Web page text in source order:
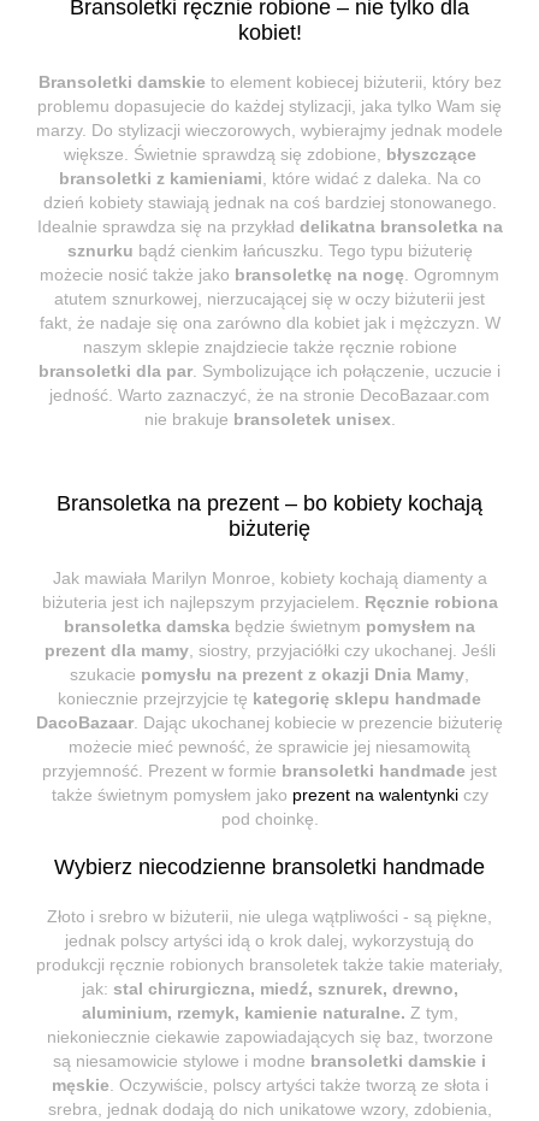
Bransoletki ręcznie robione – nie tylko dla
kobiet!
Bransoletki damskie to element kobiecej biżuterii, który bez
problemu dopasujecie do każdej stylizacji, jaka tylko Wam się
marzy. Do stylizacji wieczorowych, wybierajmy jednak modele
większe. Świetnie sprawdzą się zdobione, błyszczące
bransoletki z kamieniami , które widać z daleka. Na co
dzień kobiety stawiają jednak na coś bardziej stonowanego.
Idealnie sprawdza się na przykład delikatna bransoletka na
sznurku bądź cienkim łańcuszku. Tego typu biżuterię
możecie nosić także jako bransoletkę na nogę . Ogromnym
atutem sznurkowej, nierzucającej się w oczy biżuterii jest
fakt, że nadaje się ona zarówno dla kobiet jak i mężczyzn. W
naszym sklepie znajdziecie także ręcznie robione
bransoletki dla par . Symbolizujące ich połączenie, uczucie i
jedność. Warto zaznaczyć, że na stronie DecoBazaar.com
nie brakuje bransoletek unisex
Bransoletka na prezent – bo kobiety kochają
biżuterię
Jak mawiała Marilyn Monroe, kobiety kochają diamenty a
biżuteria jest ich najlepszym przyjacielem. Ręcznie robiona
bransoletka damska będzie świetnym pomysłem na
prezent dla mamy, siostry, przyjaciółki czy ukochanej. Jeśli
szukacie pomysłu na prezent z okazji Dnia Mamy
koniecznie przejrzyjcie tę kategorię sklepu handmade
DacoBazaar . Dając ukochanej kobiecie w prezencie biżuterię
możecie mieć pewność, że sprawicie jej niesamowitą
przyjemność. Prezent w formie bransoletki handmade jest
także świetnym pomysłem jako prezent na walentynkiczy
pod choinkę.
Wybierz niecodzienne bransoletki handmade
Złoto i srebro w biżuterii, nie ulega wątpliwości - są piękne,
jednak polscy artyści idą o krok dalej, wykorzystują do
produkcji ręcznie robionych bransoletek także takie materiały,
jak: stal chirurgiczna, miedź, sznurek, drewno,
aluminium, rzemyk, kamienie naturalne. Z tym,
niekoniecznie ciekawie zapowiadających się baz, tworzone
są niesamowicie stylowe i modne bransoletki damskie i
męskie . Oczywiście, polscy artyści także tworzą ze słota i
srebra, jednak dodają do nich unikatowe wzory, zdobienia,